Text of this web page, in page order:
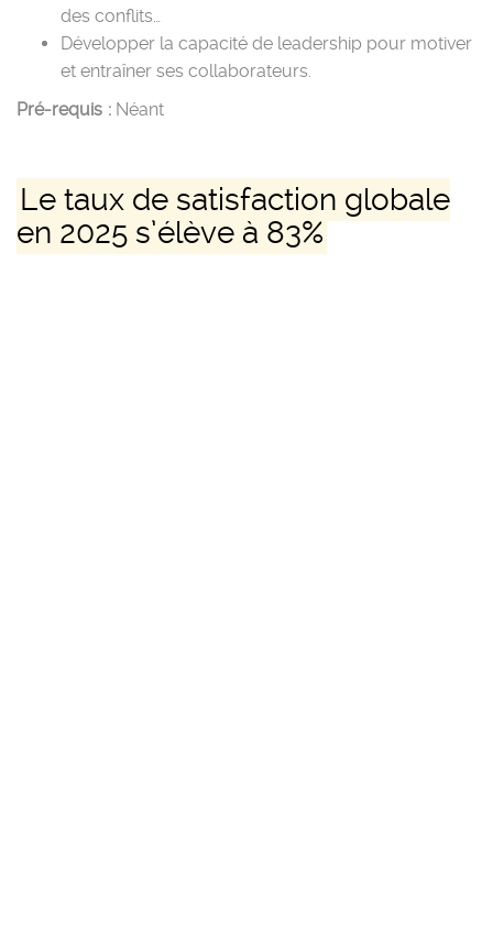
des conflits…
Développer la capacité de leadership pour motiver
et entraîner ses collaborateurs.
Pré-requis :Néant
Le taux de satisfaction globale
en 2025 s’élève à 83%